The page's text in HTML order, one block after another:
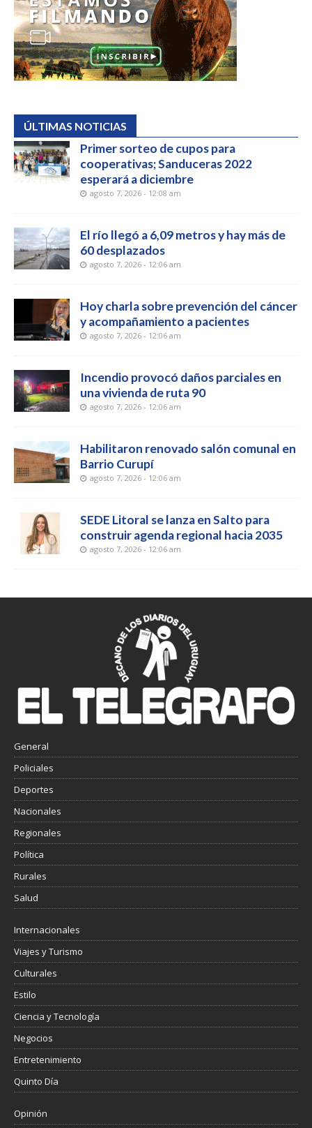
ÚLTIMAS NOTICIAS
Primer sorteo de cupos para
cooperativas; Sanduceras 2022
esperará a diciembre
agosto 7, 2026 - 12:08 am
El río llegó a 6,09 metros y hay más de
60 desplazados
agosto 7, 2026 - 12:06 am
Hoy charla sobre prevención del cáncer
y acompañamiento a pacientes
agosto 7, 2026 - 12:06 am
Incendio provocó daños parciales en
una vivienda de ruta 90
agosto 7, 2026 - 12:06 am
Habilitaron renovado salón comunal en
Barrio Curupí
agosto 7, 2026 - 12:06 am
SEDE Litoral se lanza en Salto para
construir agenda regional hacia 2035
agosto 7, 2026 - 12:06 am
General
Policiales
Deportes
Nacionales
Regionales
Política
Rurales
Salud
Internacionales
Viajes y Turismo
Culturales
Estilo
Ciencia y Tecnología
Negocios
Entretenimiento
Quinto Día
Opinión